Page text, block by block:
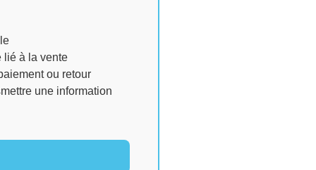
lié à la vente
ou retour
une information